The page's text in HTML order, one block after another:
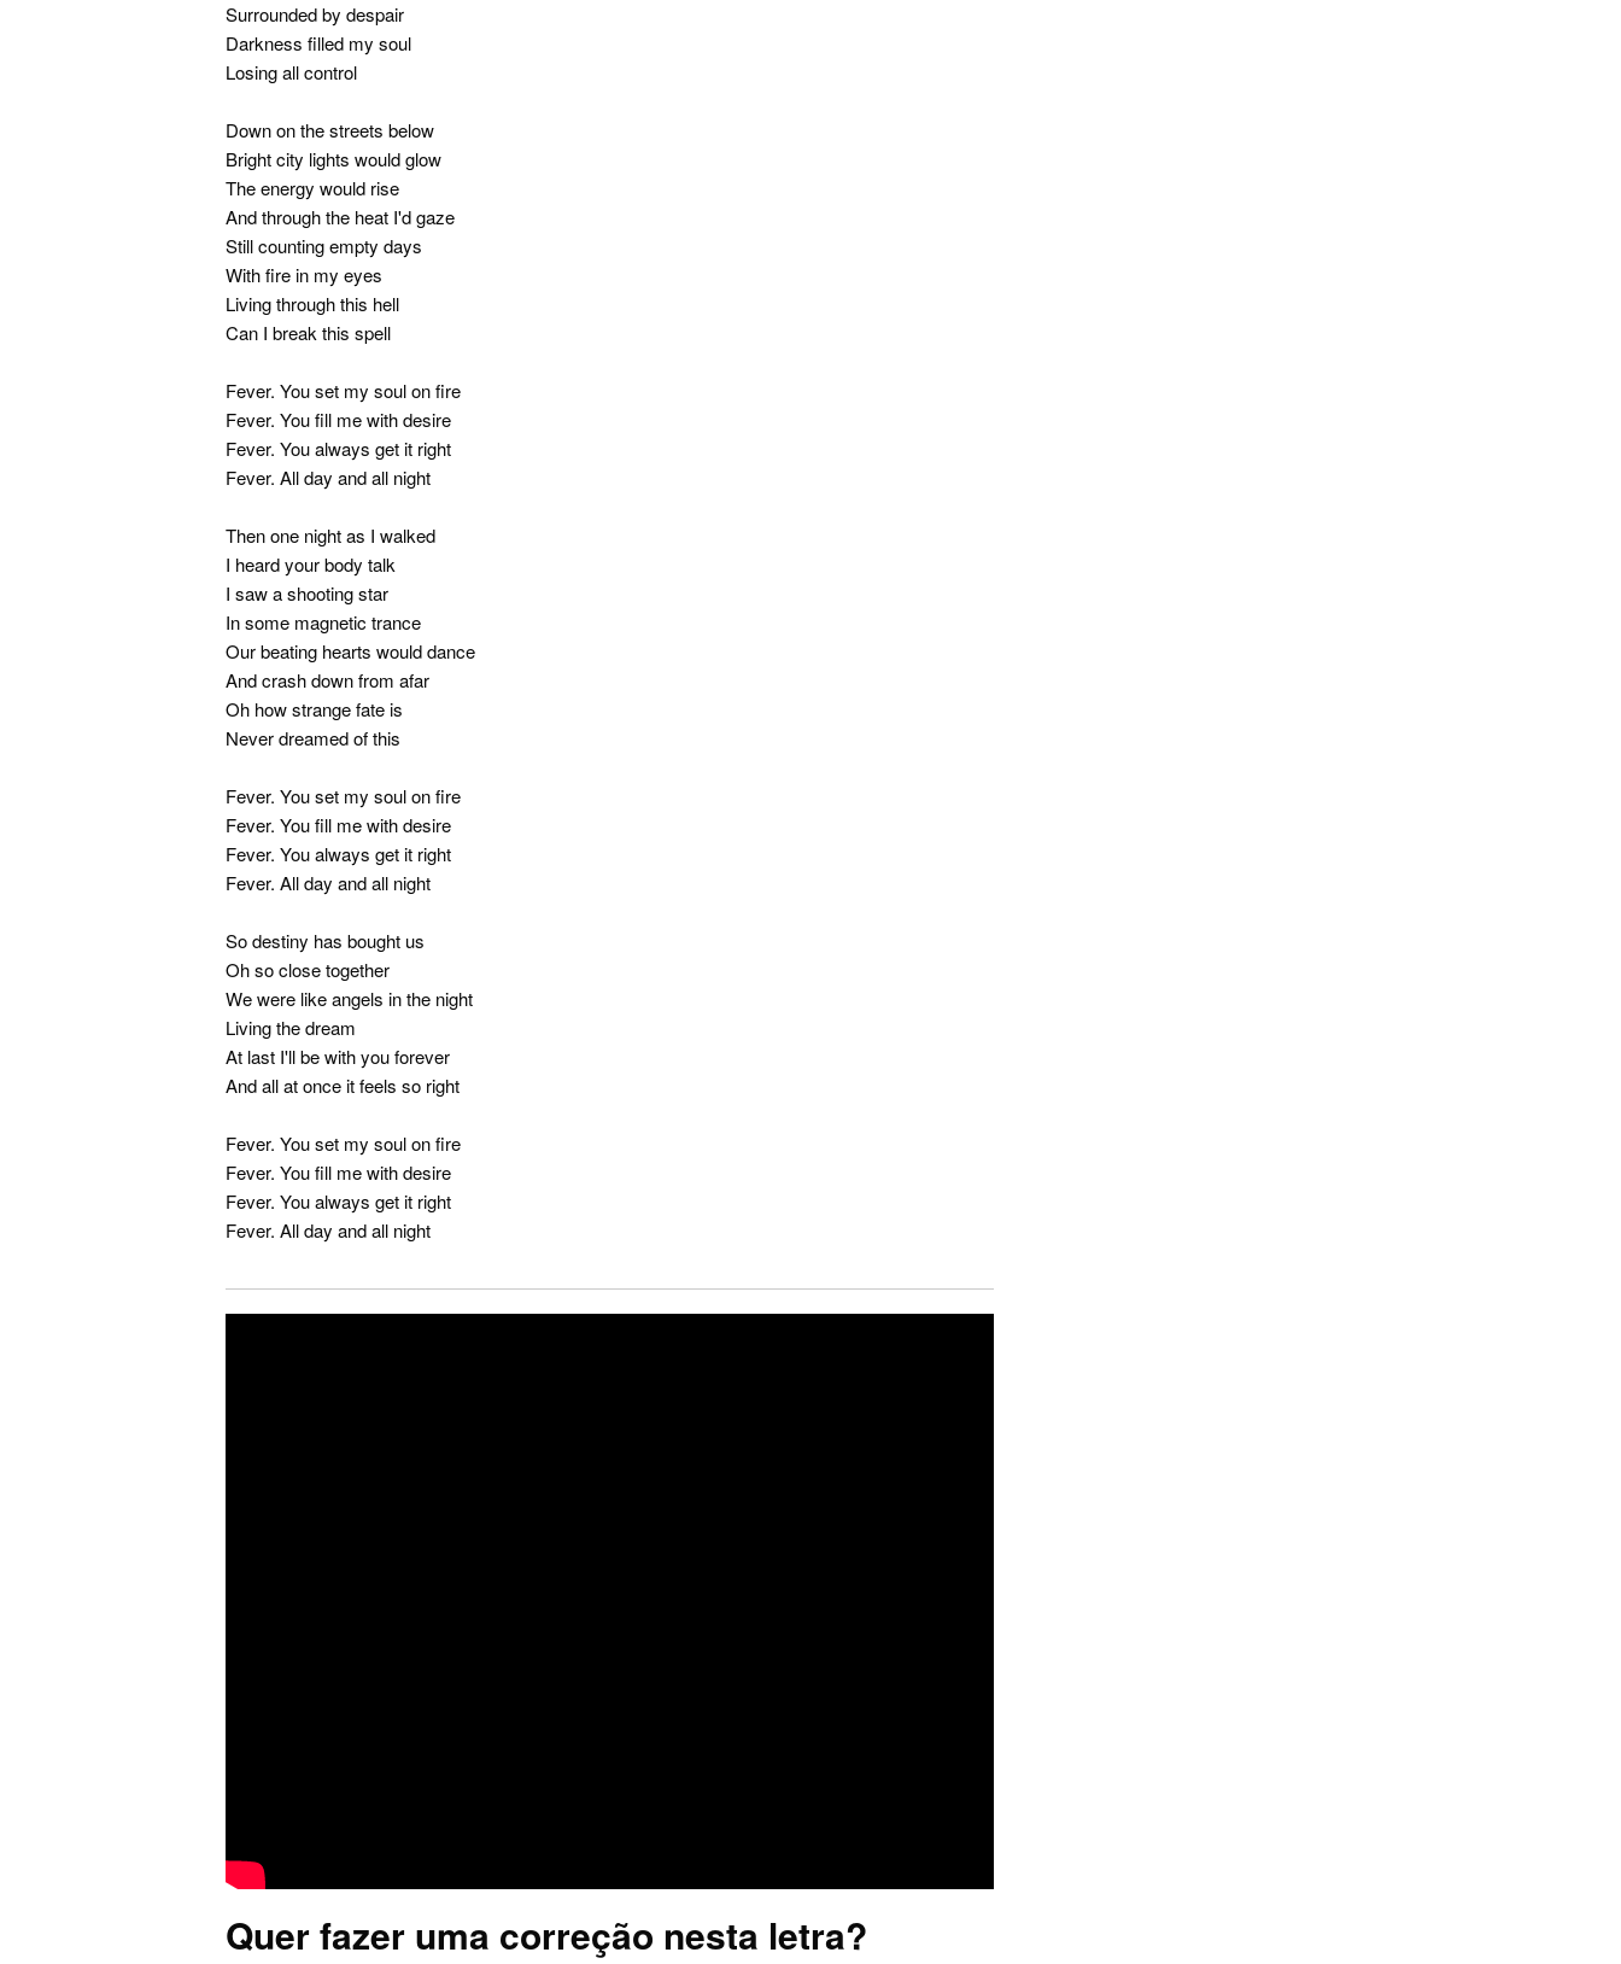
Surrounded by despair
Darkness filled my soul
Losing all control
Down on the streets below
Bright city lights would glow
The energy would rise
And through the heat I'd gaze
Still counting empty days
With fire in my eyes
Living through this hell
Can I break this spell
Fever. You set my soul on fire
Fever. You fill me with desire
Fever. You always get it right
Fever. All day and all night
Then one night as I walked
I heard your body talk
I saw a shooting star
In some magnetic trance
Our beating hearts would dance
And crash down from afar
Oh how strange fate is
Never dreamed of this
Fever. You set my soul on fire
Fever. You fill me with desire
Fever. You always get it right
Fever. All day and all night
So destiny has bought us
Oh so close together
We were like angels in the night
Living the dream
At last I'll be with you forever
And all at once it feels so right
Fever. You set my soul on fire
Fever. You fill me with desire
Fever. You always get it right
Fever. All day and all night
Quer fazer uma correção nesta letra?